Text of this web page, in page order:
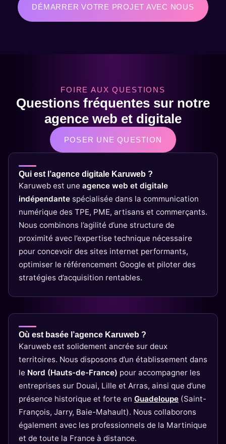
DÉMARRER VOTRE PROJET AVEC NOUS
FOIRE AUX QUESTIONS
Questions fréquentes sur notre
agence web et digitale
POSER UNE QUESTION
Qui est l’agence digitale Karuweb ?
Karuweb est une agence web et digitale
indépendante spécialisée dans la communication
numérique des TPE, PME, artisans et commerçants.
Nous combinons l’agilité d’une structure de
proximité avec l’expertise technique nécessaire
pour concevoir des sites internet performants,
optimiser le référencement Google et piloter des
stratégies d’acquisition rentables.
Où est basée l’agence Karuweb ?
Karuweb est solidement ancrée sur deux
territoires. Nous disposons d’un établissement dans
le Nord (Hauts-de-France) pour accompagner les
entreprises sur Douai, Lille et Arras, ainsi que d’une
présence historique et forte en Guadeloupe (Saint-
François, Jarry, Baie-Mahault). Nous collaborons
également avec les professionnels de la Martinique
et de toute la France à distance.